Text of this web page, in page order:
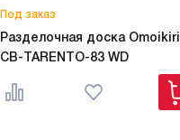
Под заказ
Разделочная доска Omoikiri
CB-TARENTO-83 WD